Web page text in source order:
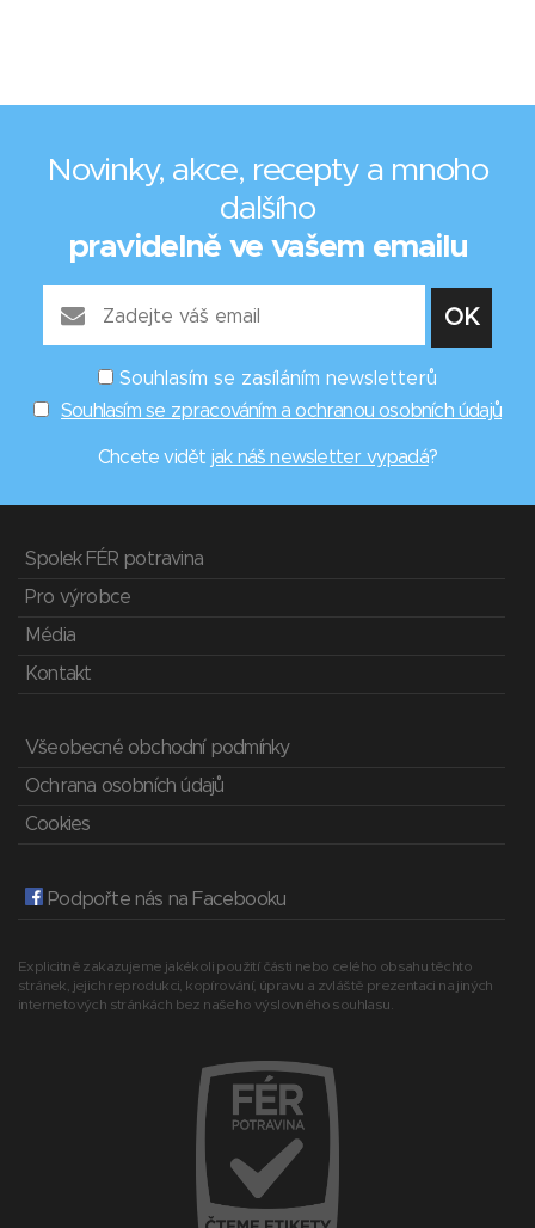
Novinky, akce, recepty a mnoho
dalšího
pravidelně ve vašem emailu
Souhlasím se zasíláním newsletterů
Souhlasím se zpracováním a ochranou osobních údajů
Chcete vidět jak náš newsletter vypadá?
Spolek FÉR potravina
Pro výrobce
Média
Kontakt
Všeobecné obchodní podmínky
Ochrana osobních údajů
Cookies
Podpořte nás na Facebooku
Explicitně zakazujeme jakékoli použití části nebo celého obsahu těchto
stránek, jejich reprodukci, kopírování, úpravu a zvláště prezentaci na jiných
internetových stránkách bez našeho výslovného souhlasu.